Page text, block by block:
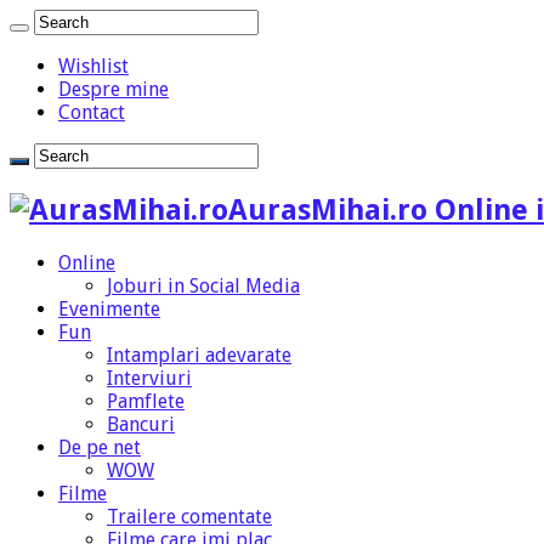
Wishlist
Despre mine
Contact
AurasMihai.ro Online
Online
Joburi in Social Media
Evenimente
Fun
Intamplari adevarate
Interviuri
Pamflete
Bancuri
De pe net
WOW
Filme
Trailere comentate